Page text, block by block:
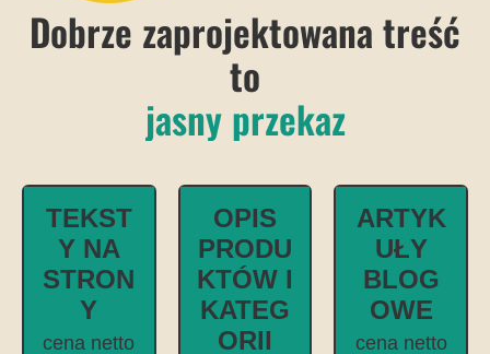
Dobrze zaprojektowana treść
to
jasny przekaz
TEKST
Y NA
STRON
Y
cena netto
OPIS
PRODU
KTÓW I
KATEG
ORII
ARTYK
UŁY
BLOG
OWE
cena netto